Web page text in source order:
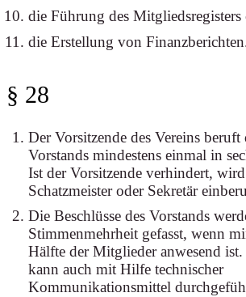
die Führung des Mitgliedsregisters
die Erstellung von
§ 28
Der Vorsitzende des Vereins
Vorstands mindestens einmal in
Ist der Vorsitzende verhindert,
Schatzmeister oder Sekretär
Die Beschlüsse des Vorstands
Stimmenmehrheit gefasst, wenn
Hälfte der Mitglieder anwesend
kann auch mit Hilfe technischer
Kommunikationsmittel